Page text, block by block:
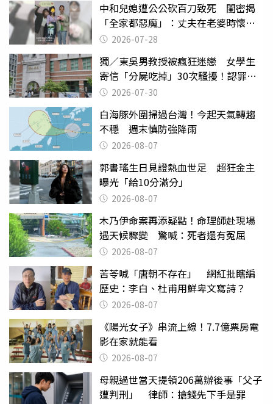
中和兒媳遭公公砍百刀致死 閨密揭
「全家都惡魔」：丈夫在老婆時懷孕
摔東西
2026-07-28
獨／東吳男教授被瘋狂迷戀 女學生
寄信「分屍吃掉」30次騷擾！認罪免
關 2026-07-30
白海豚外圍掃過台灣！今起天氣轉趨
不穩 週末慎防強降雨
2026-08-07
郭書瑤生日見證熱血世足 超狂金主
曝光「給10分滿分」
2026-08-07
木乃伊命案再添疑點！命理師赴現場
遇天候驟變 驚喊：死者還有冤屈
2026-08-07
苦苓喊「唐朝不存在」 網紅批瞎編
歷史：李白、杜甫用鮮卑文寫詩？
2026-08-07
《陽光女子》串流上線！7.7億票房電
影在家就能看
2026-08-07
母親過世當天提領206萬辦後事「父子
遭判刑」 律師：搶錢先下手是罪